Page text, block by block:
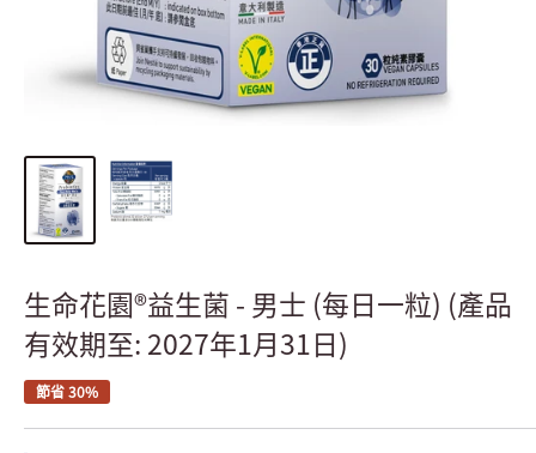
生命花園®益生菌 - 男士 (每日一粒) (產品
有效期至: 2027年1月31日)
節省 30%